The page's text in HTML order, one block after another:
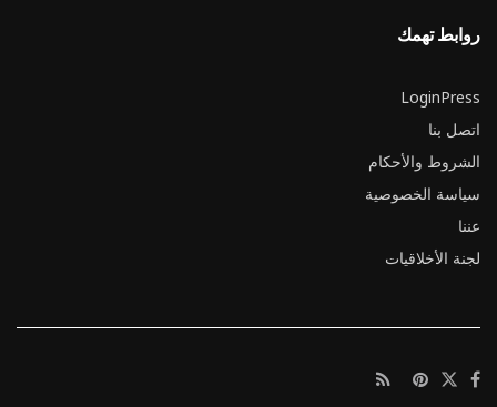
روابط تهمك
LoginPress
اتصل بنا
الشروط والأحكام
سياسة الخصوصية
عننا
لجنة الأخلاقيات